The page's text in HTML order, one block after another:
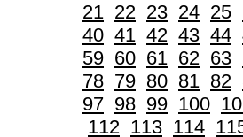
21 22 23 24 25
40 41 42 43 44
59 60 61 62 63
78 79 80 81 82
97 98 99 100
112 113 114